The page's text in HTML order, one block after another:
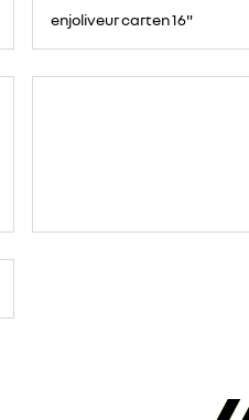
enjoliveur carten 16"